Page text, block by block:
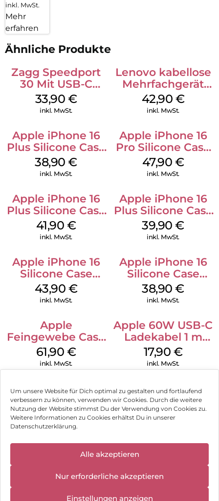
Um unsere Website für Dich optimal zu gestalten und fortlaufend
verbessern zu können, verwenden wir Cookies. Durch die weitere
Nutzung der Website stimmst Du der Verwendung von Cookies zu.
Weitere Informationen zu Cookies erhältst Du in unserer
Datenschutzerklärung.
Alle akzeptieren
Nur erforderliche akzeptieren
Einstellungen anzeigen
inkl. MwSt.
Mehr
erfahren
Ähnliche Produkte
Zagg Speedport
30 Mit USB-C
Kabel Weiß
33,90 €
inkl. MwSt.
Lenovo kabellose
Mehrfachgerät
Luna Grey
42,90 €
inkl. MwSt.
Apple iPhone 16
Plus Silicone Case
MagSafe Denim
38,90€
inkl. MwSt.
Apple iPhone 16
Pro Silicone Case
MagSafe Denim
47,90 €
inkl. MwSt.
Apple iPhone 16
Plus Silicone Case
MagSafe Stone
Gray
41,90 €
inkl. MwSt.
Apple iPhone 16
Plus Silicone Case
MagSafe Plum
39,90€
inkl. MwSt.
Apple iPhone 16
Silicone Case
MagSafe Plum
43,90 €
inkl. MwSt.
Apple iPhone 16
Silicone Case
MagSafe
Ultramarine
38,90€
inkl. MwSt.
Apple
Feingewebe Case
iPhone 15 Pro
MagSafe Schwarz
61,90 €
inkl. MwSt.
Apple 60W USB-C
Ladekabel 1 m
Weiß
17,90 €
inkl. MwSt.
Impressum
Hinweis zur Batterieentsorgung
geschlossen:
10.08.2026 -
18.08.2026